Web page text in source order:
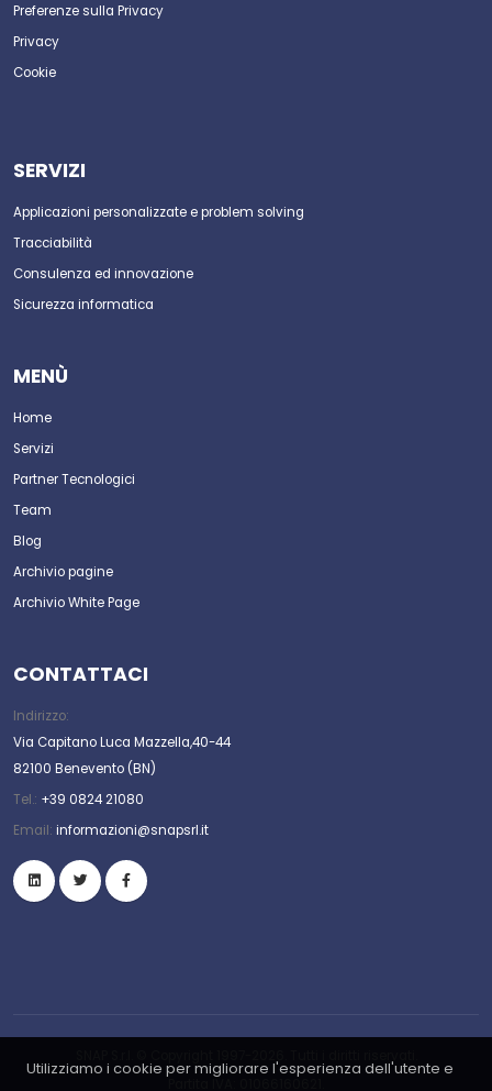
Utilizziamo i cookie per migliorare l'esperienza dell'utente e
Preferenze sulla Privacy
Privacy
Cookie
SERVIZI
Applicazioni personalizzate e problem solving
Tracciabilità
Consulenza ed innovazione
Sicurezza informatica
MENÙ
Home
Servizi
Partner Tecnologici
Team
Blog
Archivio pagine
Archivio White Page
CONTATTACI
Indirizzo:
Via Capitano Luca Mazzella,40-44
82100 Benevento (BN)
Tel.: +39 0824 21080
Email: informazioni@snapsrl.it